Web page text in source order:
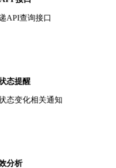
API查询接口
态提醒
态变化相关通知
分析